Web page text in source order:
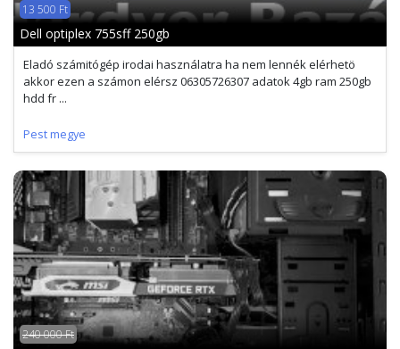
13 500 Ft
Dell optiplex 755sff 250gb
Eladó számitógép irodai használatra ha nem lennék elérhetö
akkor ezen a számon elérsz 06305726307 adatok 4gb ram 250gb
hdd fr ...
Pest megye
240 000 Ft